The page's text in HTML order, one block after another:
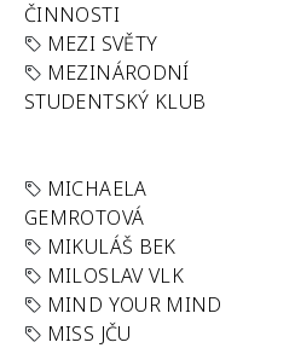
ČINNOSTI
MEZI SVĚTY
MEZINÁRODNÍ
STUDENTSKÝ KLUB
MICHAELA
GEMROTOVÁ
MIKULÁŠ BEK
MILOSLAV VLK
MIND YOUR MIND
MISS JČU